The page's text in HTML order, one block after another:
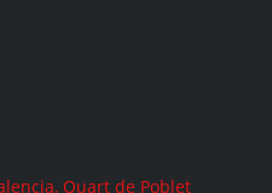
Quart de Poblet